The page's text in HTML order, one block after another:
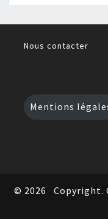
Nous contacter
Mentions
© 2026
Copyright.